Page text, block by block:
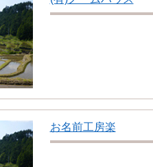
お名前工房楽